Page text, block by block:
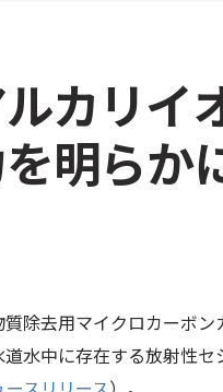
カリイ
明らか
除去用マイクロカーボ
水中に存在する放射性